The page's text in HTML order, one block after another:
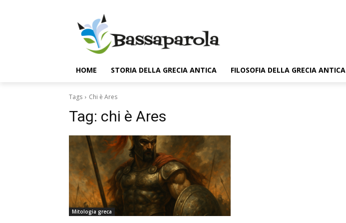
HOME STORIA DELLA GRECIA ANTICA FILOSOFIA DELLA GRECIA ANTICA
Tags Chi è Ares
Tag: chi è Ares
Mitologia greca